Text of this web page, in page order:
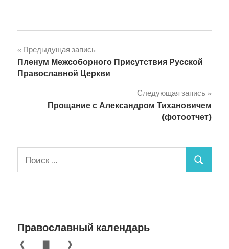
Навигация
по
Предыдущая запись
Пленум Межсоборного Присутствия Русской
Православной Церкви
Следующая запись
Прощание с Александром Тихановичем
(фотоотчет)
Поиск
для:
Поиск
Православный календарь
❰ ❱